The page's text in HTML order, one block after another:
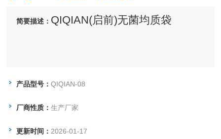
简要描述： QIQIAN(启前)无菌均质袋
产品型号：QIQIAN-08
厂商性质：生产厂家
更新时间： 2026-01-17